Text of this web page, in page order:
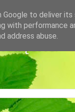
to deliver
with performance
address abuse.